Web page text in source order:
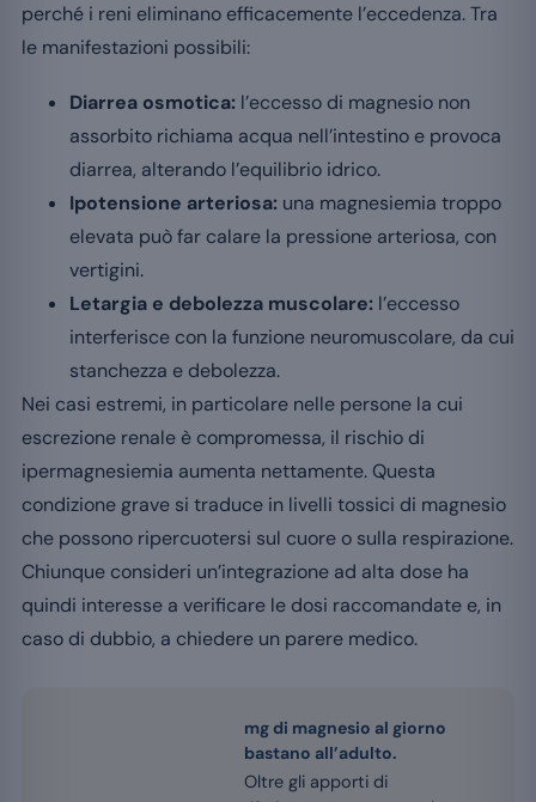
perché i reni eliminano efficacemente l’eccedenza. Tra
le manifestazioni possibili:
Diarrea osmotica: l’eccesso di magnesio non
assorbito richiama acqua nell’intestino e provoca
diarrea, alterando l’equilibrio idrico.
Ipotensione arteriosa: una magnesiemia troppo
elevata può far calare la pressione arteriosa, con
vertigini.
Letargia e debolezza muscolare: l’eccesso
interferisce con la funzione neuromuscolare, da cui
stanchezza e debolezza.
Nei casi estremi, in particolare nelle persone la cui
escrezione renale è compromessa, il rischio di
ipermagnesiemia aumenta nettamente. Questa
condizione grave si traduce in livelli tossici di magnesio
che possono ripercuotersi sul cuore o sulla respirazione.
Chiunque consideri un’integrazione ad alta dose ha
quindi interesse a verificare le dosi raccomandate e, in
caso di dubbio, a chiedere un parere medico.
mg di magnesio al giorno
bastano all’adulto.
Oltre gli apporti di